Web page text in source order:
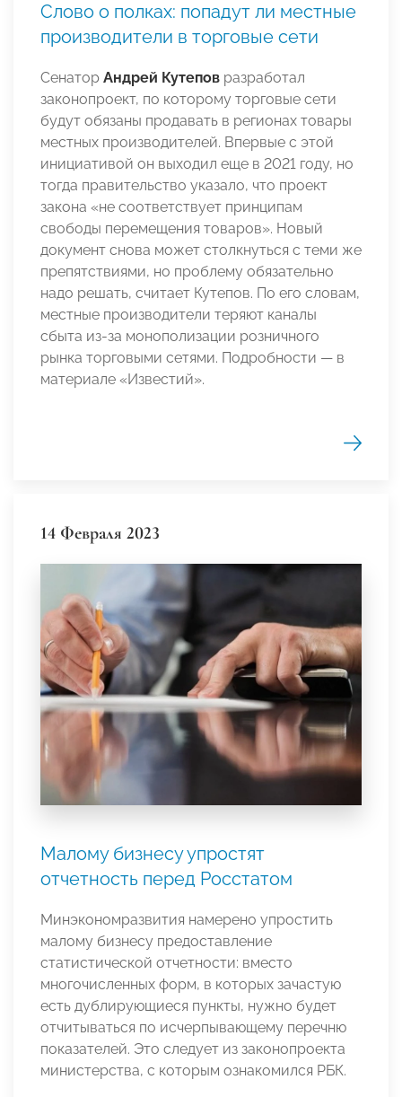
Слово о полках: попадут ли местные
производители в торговые сети
Сенатор Андрей Кутепов разработал
законопроект, по которому торговые сети
будут обязаны продавать в регионах товары
местных производителей. Впервые с этой
инициативой он выходил еще в 2021 году, но
тогда правительство указало, что проект
закона «не соответствует принципам
свободы перемещения товаров». Новый
документ снова может столкнуться с теми же
препятствиями, но проблему обязательно
надо решать, считает Кутепов. По его словам,
местные производители теряют каналы
сбыта из-за монополизации розничного
рынка торговыми сетями. Подробности — в
материале «Известий».
14 Февраля 2023
Малому бизнесу упростят
отчетность перед Росстатом
Минэкономразвития намерено упростить
малому бизнесу предоставление
статистической отчетности: вместо
многочисленных форм, в которых зачастую
есть дублирующиеся пункты, нужно будет
отчитываться по исчерпывающему перечню
показателей. Это следует из законопроекта
министерства, с которым ознакомился РБК.